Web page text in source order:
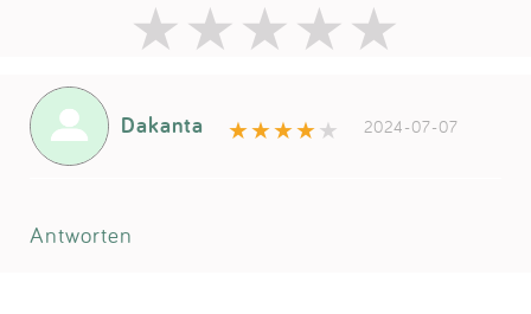
Dakanta 2024-07-07
Antworten